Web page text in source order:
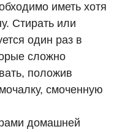
иметь хотя
Стирать или
один раз в
сложно
положив
смоченную
домашней